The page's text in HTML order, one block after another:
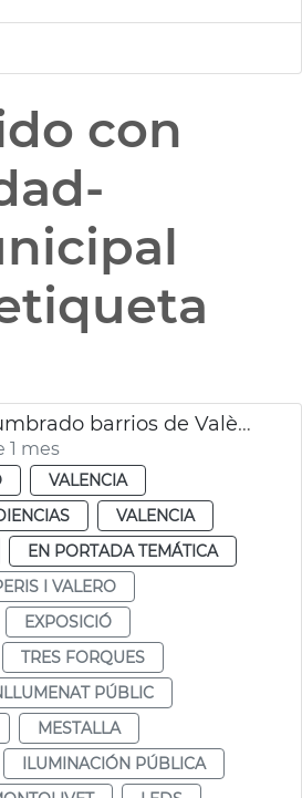
con
JGL Mejora alumbrado barrios de València
1 mes
VALENCIA
VALENCIA
EN PORTADA TEMÁTICA
I VALERO
EXPOSICIÓ
TRES FORQUES
PÚBLIC
MESTALLA
ILUMINACIÓN PÚBLICA